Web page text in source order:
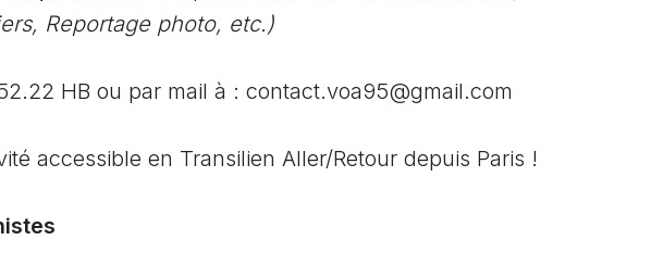
Reportage photo, etc.)
HB ou par mail à : contact.voa95@gmail.com
accessible en Transilien Aller/Retour depuis Paris !